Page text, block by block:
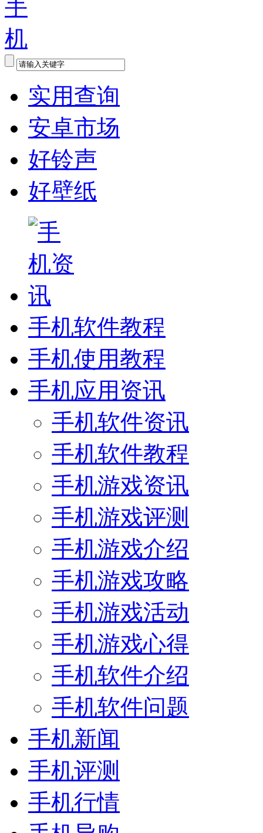
实用查询
安卓市场
好铃声
好壁纸
手机软件教程
手机使用教程
手机应用资讯
手机软件资讯
手机软件教程
手机游戏资讯
手机游戏评测
手机游戏介绍
手机游戏攻略
手机游戏活动
手机游戏心得
手机软件介绍
手机软件问题
手机新闻
手机评测
手机行情